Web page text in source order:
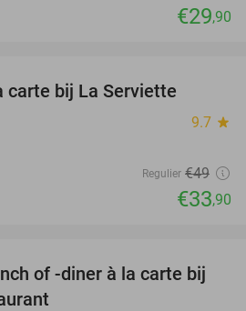
€29,90
carte bij La Serviette
9.7 star
Regulier €49
€33,90
34%
of -diner à la carte bij